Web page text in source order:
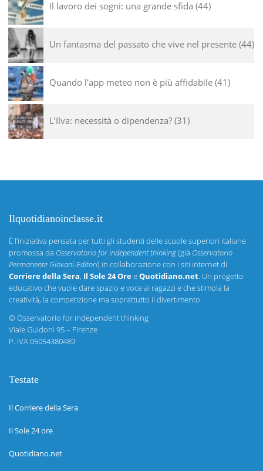
Il lavoro dei sogni: una grande sfida 44
Un fantasma del passato che vive nel presente 44
Quando l'app meteo non è più affidabile 41
L’Ilva: necessità o dipendenza? 31
Ilquotidianoinclasse.it
È l’iniziativa pensata per tutti gli studenti delle scuole superiori italiane
promossa da Osservatorio for independent thinking(già Osservatorio
Permanente Giovani-Editori) in collaborazione con i siti internet di
Corriere della Sera, Il Sole 24 OreeQuotidiano.net. Un progetto
educativo che vuole dare spazio e voce ai ragazzi e che stimola la
creatività, la competizione ma soprattutto il divertimento.
©Osservatorio for independent thinking
Viale Guidoni 95 – Firenze
P. IVA 05054380489
Testate
Il Corriere della Sera
Il Sole 24 ore
Quotidiano.net